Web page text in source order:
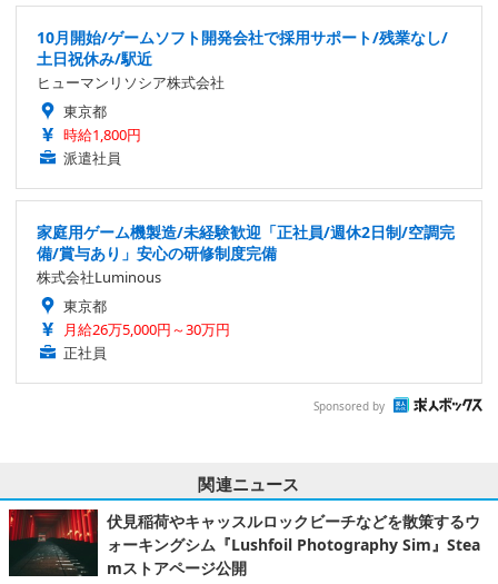
10月開始/ゲームソフト開発会社で採用サポート/残業なし/
土日祝休み/駅近
ヒューマンリソシア株式会社
東京都
時給1,800円
派遣社員
家庭用ゲーム機製造/未経験歓迎「正社員/週休2日制/空調完
備/賞与あり」安心の研修制度完備
株式会社Luminous
東京都
月給26万5,000円～30万円
正社員
Sponsored by
関連ニュース
伏見稲荷やキャッスルロックビーチなどを散策するウ
ォーキングシム『Lushfoil Photography Sim』Stea
mストアページ公開